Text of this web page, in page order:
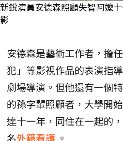
新銳演員安德森照顧失智阿嬤
影
安德森是藝術工作者，擔
犯」等影視作品的表演指
劇場導演。但他還有一個
的孫字輩照顧者，大學開
達十一年，同住在一起的
名外籍看護 。